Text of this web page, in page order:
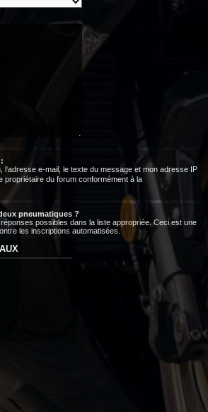
l‘adresse e-mail, le texte du message et mon adresse IP
propriétaire du forum conformément à la
pneumatiques ?
possibles dans la liste appropriée. Ceci est une
les inscriptions automatisées.